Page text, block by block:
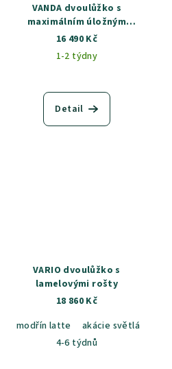
VANDA dvoulůžko s
maximálním úložným
prostorem
16 490 Kč
1-2 týdny
Detail
VARIO dvoulůžko s
lamelovými rošty
18 860 Kč
modřín latte
akácie světlá
4-6 týdnů